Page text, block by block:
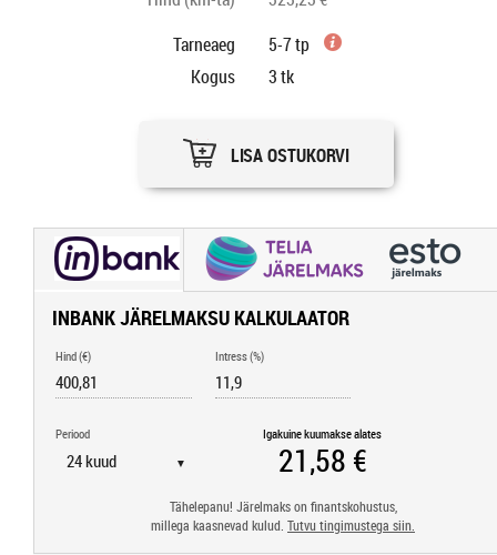
Tarneaeg
5-7 tp
Kogus
3tk
LISA OSTUKORVI
INBANK JÄRELMAKSU KALKULAATOR
Hind (€) Intress (%)
Periood
▼
Igakuine kuumakse alates
Tähelepanu! Järelmaks on finantskohustus,
millega kaasnevad kulud. Tutvu tingimustega siin.